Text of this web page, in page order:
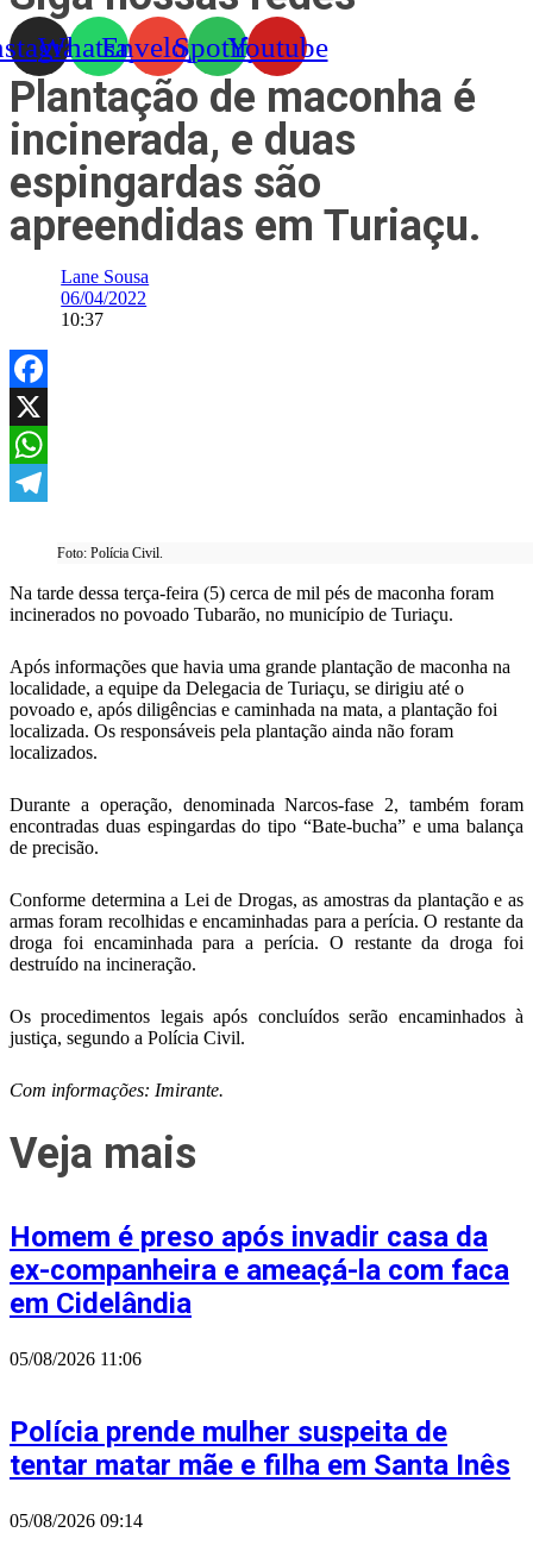
WhatsappEnvelopeSpotifyYoutube
Plantação de maconha é
incinerada, e duas
espingardas são
apreendidas em Turiaçu.
Lane Sousa
06/04/2022
10:37
Facebook
X
WhatsApp
Foto: Polícia Civil.
Na tarde dessa terça-feira (5) cerca de mil pés de maconha foram
incinerados no povoado Tubarão, no município de Turiaçu.
Após informações que havia uma grande plantação de maconha na
localidade, a equipe da Delegacia de Turiaçu, se dirigiu até o
povoado e, após diligências e caminhada na mata, a plantação foi
localizada. Os responsáveis pela plantação ainda não foram
localizados.
Durante a operação, denominada Narcos-fase 2, também foram
encontradas duas espingardas do tipo “Bate-bucha” e uma balança
de precisão.
Conforme determina a Lei de Drogas, as amostras da plantação e as
armas foram recolhidas e encaminhadas para a perícia. O restante da
droga foi encaminhada para a perícia. O restante da droga foi
destruído na incineração.
Os procedimentos legais após concluídos serão encaminhados à
justiça, segundo a Polícia Civil.
Com informações: Imirante.
Veja mais
Homem é preso após invadir casa da
ex-companheira e ameaçá-la com faca
em Cidelândia
05/08/2026 11:06
Polícia prende mulher suspeita de
tentar matar mãe e filha em Santa Inês
05/08/2026 09:14